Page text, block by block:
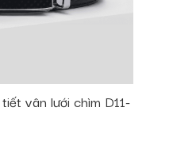
vân lưới chìm D11-